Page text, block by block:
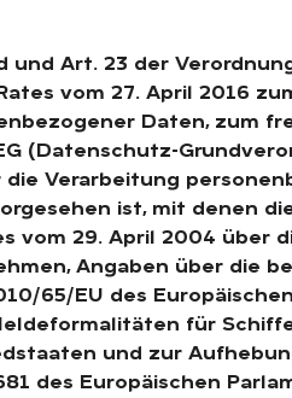
und Art. 23 der
vom 27. April 2016
Daten, zum
(Datenschutz-
die Verarbeitung
ist, mit denen
vom 29. April 2004 über
Angaben über die
65/EU des
für
und zur
des Europäischen